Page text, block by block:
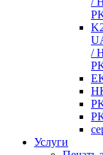
/
Услуги